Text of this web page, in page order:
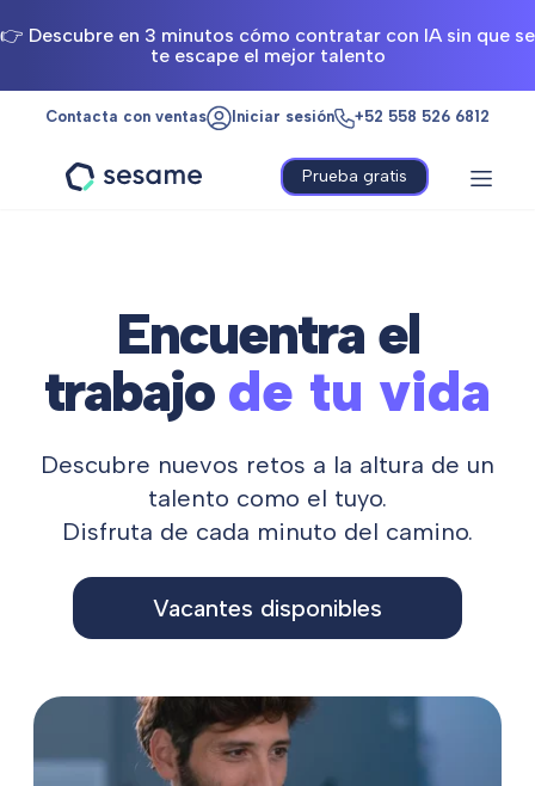
👉 Descubre en 3 minutos cómo contratar con IA sin que se
te escape el mejor talento
Contacta con ventas Iniciar sesión +52 558 526 6812
Prueba gratis
Encuentra el
trabajo de tu vida
Descubre nuevos retos a la altura de un
talento como el tuyo.
Disfruta de cada minuto del camino.
Vacantes disponibles